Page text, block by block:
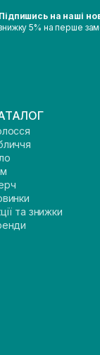
Підпишись на наші
5% на перше
та знижки